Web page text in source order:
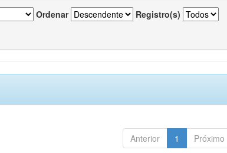
Ordenar Registro(s)
Anterior 1 Próximo